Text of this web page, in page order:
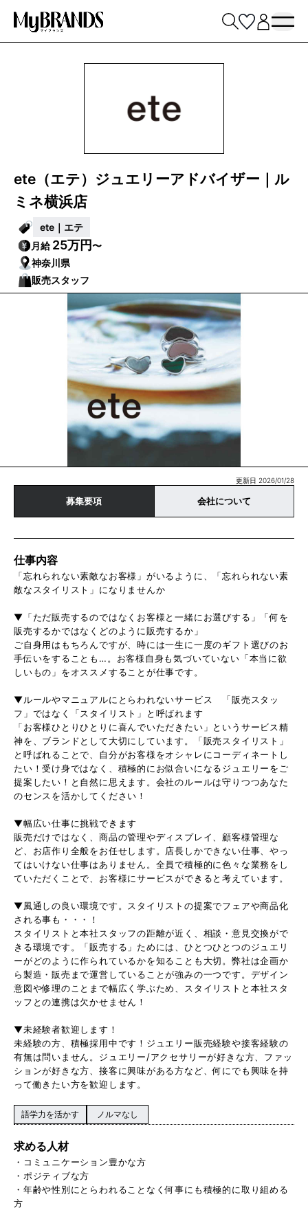
ete（エテ）ジュエリーアドバイザー｜ル
ミネ横浜店
ete｜エテ
月給25万円〜
神奈川県
販売スタッフ
更新日 2026/01/28
募集要項 会社について
仕事内容
「忘れられない素敵なお客様」がいるように、「忘れられない素
敵なスタイリスト」になりませんか
▼「ただ販売するのではなくお客様と一緒にお選びする」「何を
販売するかではなくどのように販売するか」
ご自身用はもちろんですが、時には一生に一度のギフト選びのお
手伝いをすることも…。お客様自身も気づいていない「本当に欲
しいもの」をオススメすることが仕事です。
▼ルールやマニュアルにとらわれないサービス 「販売スタッ
フ」ではなく「スタイリスト」と呼ばれます
「お客様ひとりひとりに喜んでいただきたい」というサービス精
神を、ブランドとして大切にしています。「販売スタイリスト」
と呼ばれることで、自分がお客様をオシャレにコーディネートし
たい！受け身ではなく、積極的にお似合いになるジュエリーをご
提案したい！と自然に思えます。会社のルールは守りつつあなた
のセンスを活かしてください！
▼幅広い仕事に挑戦できます
販売だけではなく、商品の管理やディスプレイ、顧客様管理な
ど、お店作り全般をお任せします。店長しかできない仕事、やっ
てはいけない仕事はありません。全員で積極的に色々な業務をし
ていただくことで、お客様にサービスができると考えています。
▼風通しの良い環境です。スタイリストの提案でフェアや商品化
される事も・・・！
スタイリストと本社スタッフの距離が近く、相談・意見交換がで
きる環境です。「販売する」ためには、ひとつひとつのジュエリ
ーがどのように作られているかを知ることも大切。弊社は企画か
ら製造・販売まで運営していることが強みの一つです。デザイン
意図や修理のことまで幅広く学ぶため、スタイリストと本社スタ
ッフとの連携は欠かせません！
▼未経験者歓迎します！
未経験の方、積極採用中です！ジュエリー販売経験や接客経験の
有無は問いません。ジュエリー/アクセサリーが好きな方、ファッ
ションが好きな方、接客に興味がある方など、何にでも興味を持
って働きたい方を歓迎します。
語学力を活かす ノルマなし
求める人材
・コミュニケーション豊かな方
・ポジティブな方
・年齢や性別にとらわれることなく何事にも積極的に取り組める
方